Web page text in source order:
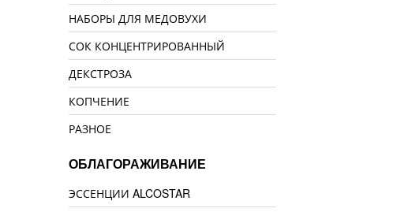
НАБОРЫ ДЛЯ МЕДОВУХИ
СОК КОНЦЕНТРИРОВАННЫЙ
ДЕКСТРОЗА
КОПЧЕНИЕ
РАЗНОЕ
ОБЛАГОРАЖИВАНИЕ
ЭССЕНЦИИ ALCOSTAR